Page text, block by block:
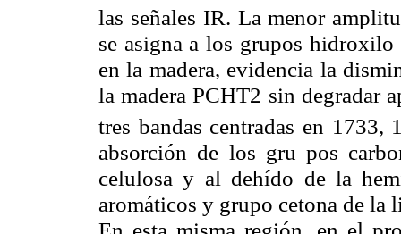
las señales IR. La menor
se asigna a los grupos
en la madera, evidencia la
la madera PCHT2 sin degradar
tres bandas centradas en 1733,
absorción de los gru pos
celulosa y al dehído de la
aromáticos y grupo cetona de